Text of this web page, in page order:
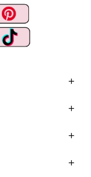



